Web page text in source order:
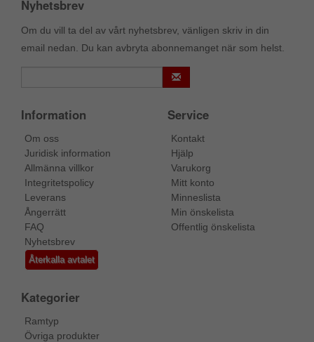
Nyhetsbrev
Om du vill ta del av vårt nyhetsbrev, vänligen skriv in din
email nedan. Du kan avbryta abonnemanget när som helst.
Information
Om oss
Juridisk information
Allmänna villkor
Integritetspolicy
Leverans
Ångerrätt
FAQ
Nyhetsbrev
Återkalla avtalet
Service
Kontakt
Hjälp
Varukorg
Mitt konto
Minneslista
Min önskelista
Offentlig önskelista
Kategorier
Ramtyp
Övriga produkter